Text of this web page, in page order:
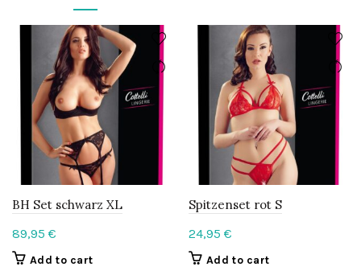
BH Set schwarz XL
89,95 €
Add to cart
Spitzenset rot S
24,95 €
Add to cart